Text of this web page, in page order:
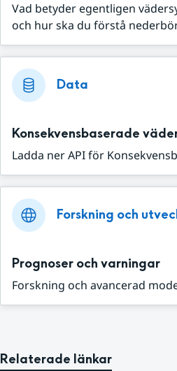
Vad betyder egentligen
och hur ska du förstå
Data
Konsekvensbaserade
Ladda ner API för
Forskning och
Prognoser och varningar
Forskning och avancerad
Relaterade länkar